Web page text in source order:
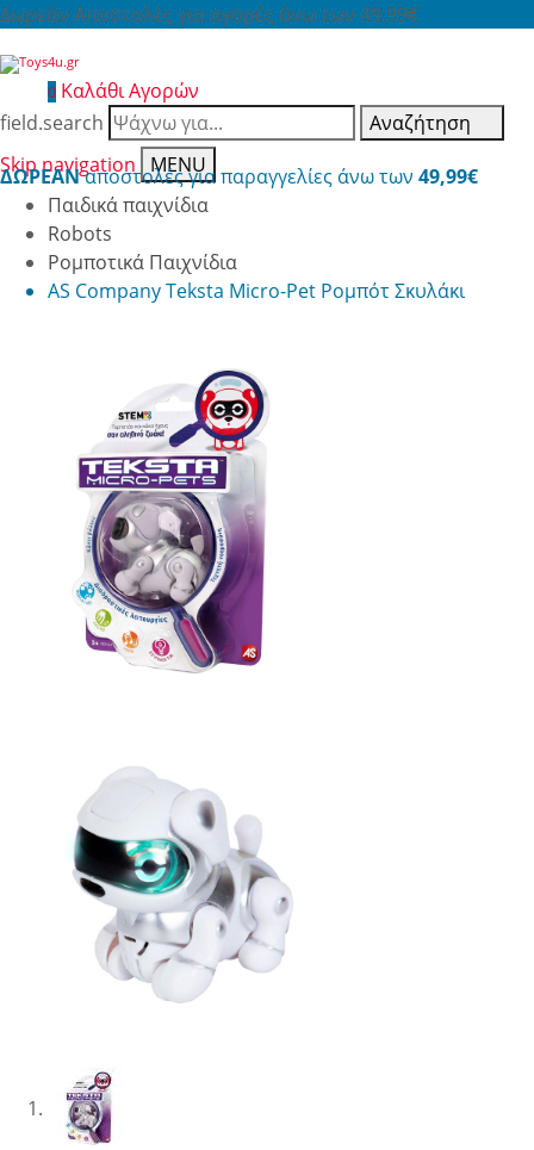
Δωρεάν Αποστολές για αγορές άνω των 49,99€
0 Καλάθι Αγορών
field.search
Αναζήτηση
Skip navigation
MENU
ΔΩΡΕΑΝαποστολές για παραγγελίες άνω των 49,99€
Παιδικά παιχνίδια
Robots
Ρομποτικά Παιχνίδια
AS Company Teksta Micro-Pet Ρομπότ Σκυλάκι